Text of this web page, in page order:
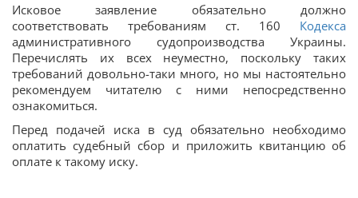
Исковое заявление обязательно должно
соответствовать требованиям ст. 160 Кодекса
административного судопроизводства Украины.
Перечислять их всех неуместно, поскольку таких
требований довольно-таки много, но мы настоятельно
рекомендуем читателю с ними непосредственно
ознакомиться.
Перед подачей иска в суд обязательно необходимо
оплатить судебный сбор и приложить квитанцию об
оплате к такому иску.